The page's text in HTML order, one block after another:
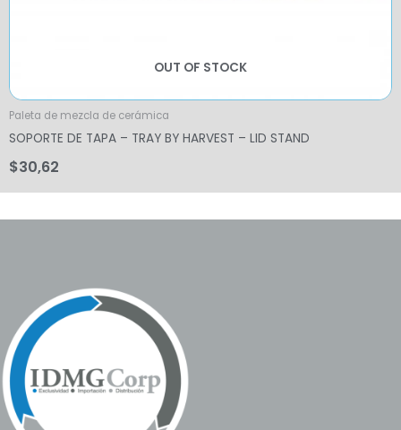
OUT OF STOCK
Paleta de mezcla de cerámica
SOPORTE DE TAPA – TRAY BY HARVEST – LID STAND
$30,62